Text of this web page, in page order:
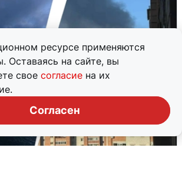
ресурсе применяются
Оставаясь на сайте, вы
свое согласие на их
Согласен